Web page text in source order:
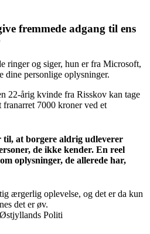
fremmede adgang til ens
ringer og siger, hun er fra Microsoft,
dine personlige oplysninger.
22-årig kvinde fra Risskov kan tage
franarret 7000 kroner ved et
at borgere aldrig udleverer
de ikke kender. En reel
oplysninger, de allerede har,
ærgerlig oplevelse, og det er da kun
det er øv.
Politi